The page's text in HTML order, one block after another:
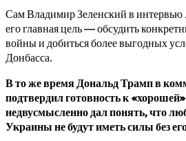
Сам Владимир Зеленский в
его главная цель — обсудить
войны и добиться более выгодных
Донбасса.
В то же время Дональд Трамп в
подтвердил готовность к
недвусмысленно дал понять, что
Украины не будут иметь силы без